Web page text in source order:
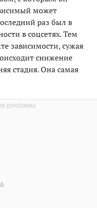
может
раз был в
в соцсетях. Тем
зависимости, сужая
снижение
стадия. Она самая